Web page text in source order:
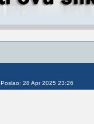
Poslao: 28 Apr 2025 23:26